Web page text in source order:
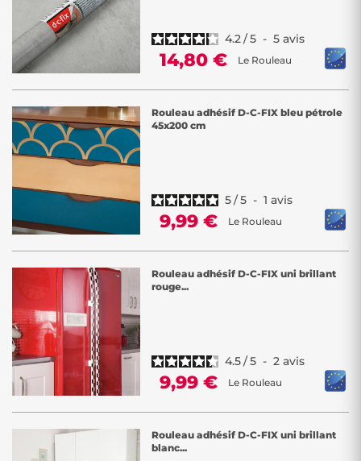
4.2/5 - 5 avis
14,80 € Le Rouleau
Rouleau adhésif D-C-FIX bleu pétrole
45x200 cm
5/5 - 1 avis
9,99 € Le Rouleau
Rouleau adhésif D-C-FIX uni brillant
rouge...
4.5/5 - 2 avis
9,99 € Le Rouleau
Rouleau adhésif D-C-FIX uni brillant
blanc...